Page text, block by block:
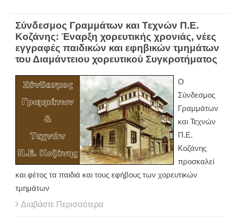
Σύνδεσμος Γραμμάτων και Τεχνών Π.Ε.
Κοζάνης: Έναρξη χορευτικής χρονιάς, νέες
εγγραφές παιδικών και εφηβικών τμημάτων
του Διαμάντειου χορευτικού Συγκροτήματος
Ο
Σύνδεσμος
Γραμμάτων
και Τεχνών
Π.Ε.
Κοζάνης
προσκαλεί
και φέτος τα παιδιά και τους εφήβους των χορευτικών
τμημάτων
Διαβάστε Περισσότερα